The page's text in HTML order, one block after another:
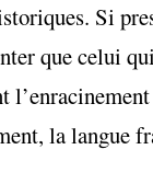
Si
que celui
la langue